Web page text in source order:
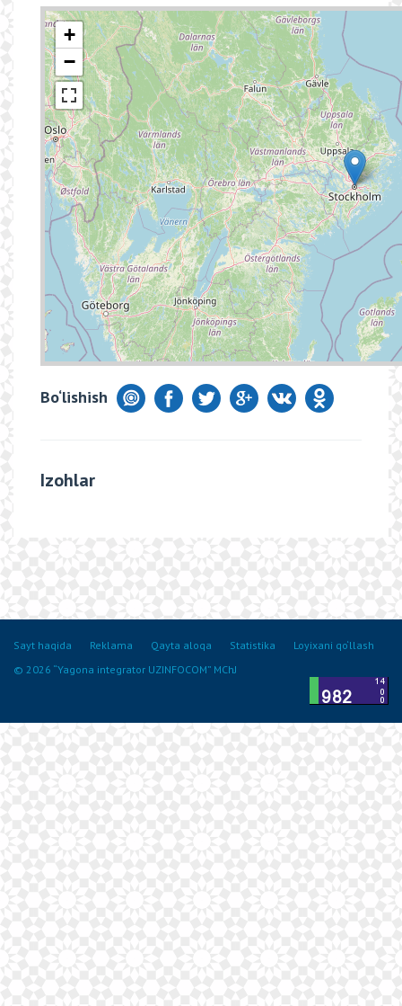
+
−
Bo‘lishish
Izohlar
Sayt haqida Reklama Qayta aloqa Statistika
Loyixani qo‘llash
© 2026 “Yagona integrator UZINFOCOM” MChJ